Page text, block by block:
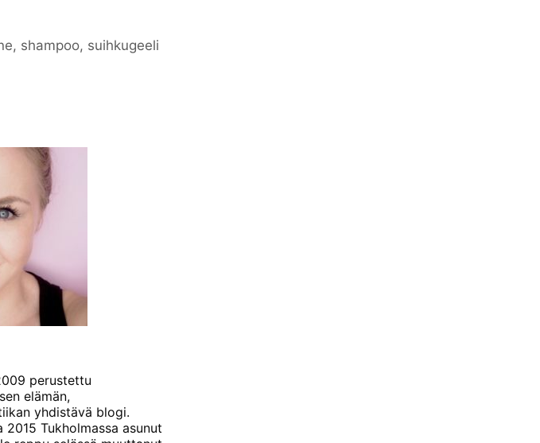
, shampoo, suihkugeeli
perustettu
elämän,
yhdistävä blogi.
Tukholmassa asunut